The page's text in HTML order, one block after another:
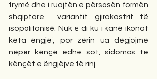
frymë dhe i ruajtën e përsosën formën
shqiptare  variantit gjirokastrit të
isopolifonisë. Nuk e di ku i kanë ikonat
këta ëngjëj, por zërin ua dëgjojmë
nëpër këngë edhe sot, sidomos te
këngët e ëngjëjve të rinj.